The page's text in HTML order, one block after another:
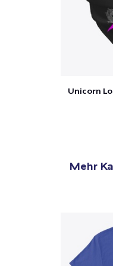
Unicorn
Mehr